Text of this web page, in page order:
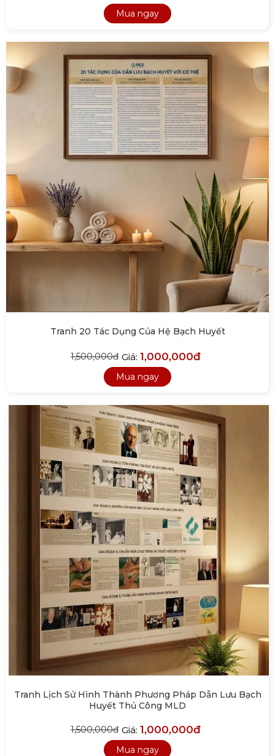
Mua ngay
Tranh 20 Tác Dụng Của Hệ Bạch Huyết
1,500,000đ Giá: 1,000,000đ
Mua ngay
Tranh Lịch Sử Hình Thành Phương Pháp Dẫn Lưu Bạch
Huyết Thủ Công MLD
1,500,000đ Giá: 1,000,000đ
Mua ngay